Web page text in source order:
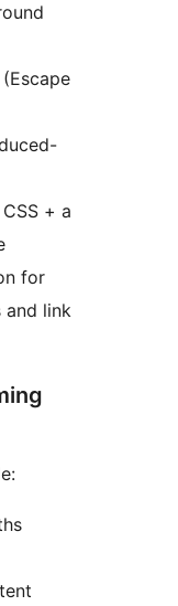
+ a
for
and link